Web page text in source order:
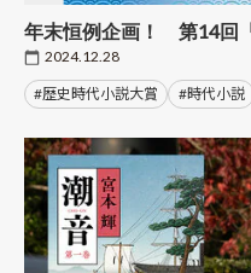
年末恒例企画！ 第14回
2024.12.28
#歴史時代小説大賞 #時代小説